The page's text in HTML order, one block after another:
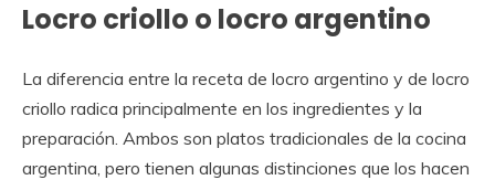
Locro criollo o locro argentino
La diferencia entre la receta de locro argentino y de locro
criollo radica principalmente en los ingredientes y la
preparación. Ambos son platos tradicionales de la cocina
argentina, pero tienen algunas distinciones que los hacen